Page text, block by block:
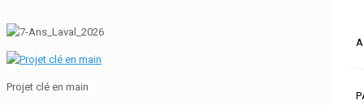
Projet clé en main